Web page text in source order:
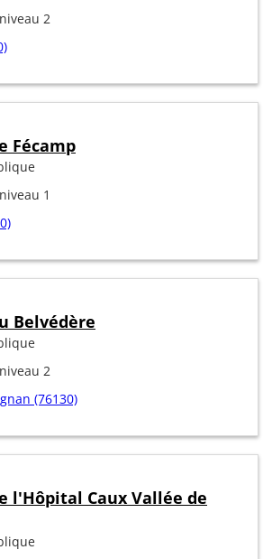
2
Fécamp
1
Belvédère
2
(76130)
l'Hôpital Caux Vallée de